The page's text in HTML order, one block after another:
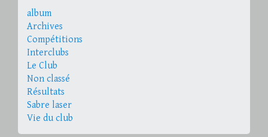
album
Archives
Compétitions
Interclubs
Le Club
Non classé
Résultats
Sabre laser
Vie du club